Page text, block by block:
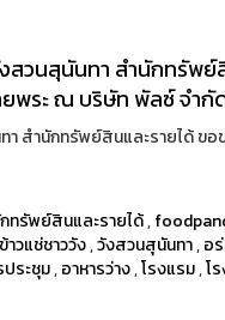
สวนสุนันทา สำนักทรัพย์
พระ ณ บริษัท พัลซ์ จำกั
สำนักทรัพย์สินและรายได้ ข
ทรัพย์สินและรายได้,
ข้าวแช่ชาววัง,วังสวนสุนันทา,อ
ประชุม,อาหารว่าง,โรงแรม,โ